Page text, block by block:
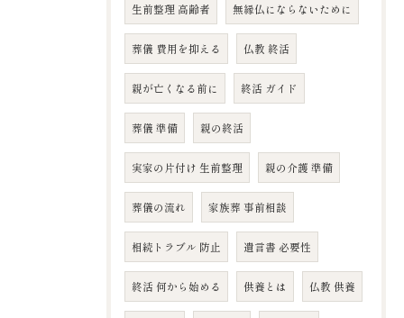
生前整理 高齢者 無縁仏にならないために
葬儀 費用を抑える 仏教 終活
親が亡くなる前に 終活 ガイド
葬儀 準備 親の終活
実家の片付け 生前整理 親の介護 準備
葬儀の流れ 家族葬 事前相談
相続トラブル 防止 遺言書 必要性
終活 何から始める 供養とは 仏教 供養